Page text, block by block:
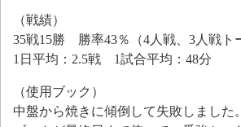
（戦績）
35戦15勝 勝率43％（4人戦、3人戦ト
1日平均：2.5戦 1試合平均：48分
（使用ブック）
中盤から焼きに傾倒して失敗しました